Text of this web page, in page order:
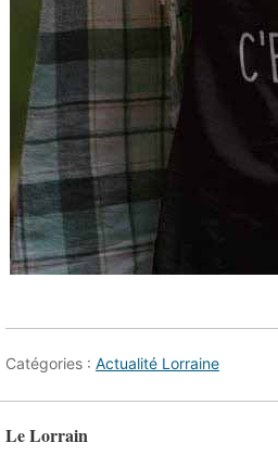
Catégories : Actualité Lorraine
Le Lorrain